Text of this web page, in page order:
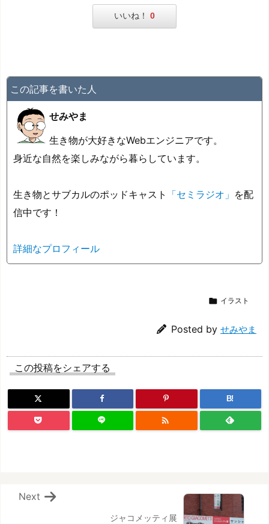
いいね！ 0
この記事を書いた人
せみやま
生き物が大好きなWebエンジニアです。
身近な自然を楽しみながら暮らしています。
生き物とサブカルのポッドキャスト 「セミラジオ」 を配
信中です！
詳細なプロフィール
 イラスト
Posted by せみやま
この投稿をシェアする
B!

ジャコメッティ展
Next